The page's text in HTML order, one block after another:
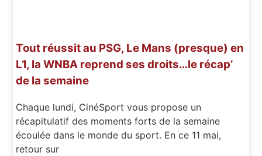
Tout réussit au PSG, Le Mans (presque) en
L1, la WNBA reprend ses droits…le récap’
de la semaine
Chaque lundi, CinéSport vous propose un
récapitulatif des moments forts de la semaine
écoulée dans le monde du sport. En ce 11 mai,
retour sur